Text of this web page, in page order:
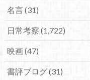
名言(31)
日常考察 (1,722)
映画(47)
書評ブログ(31)